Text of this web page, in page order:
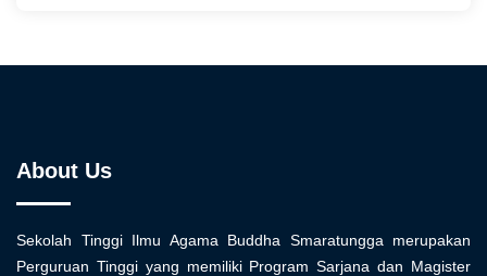
About Us
Sekolah Tinggi Ilmu Agama Buddha Smaratungga merupakan
Perguruan Tinggi yang memiliki Program Sarjana dan Magister